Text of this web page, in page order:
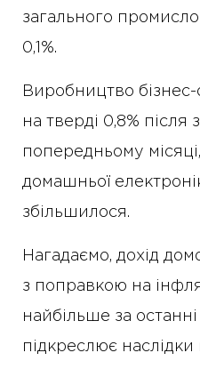
загального
0,1%.
Виробництво
на тверді 0,8% після
попередньому
домашньої
збільшилося.
Нагадаємо, дохід
з поправкою на
найбільше за
підкреслює